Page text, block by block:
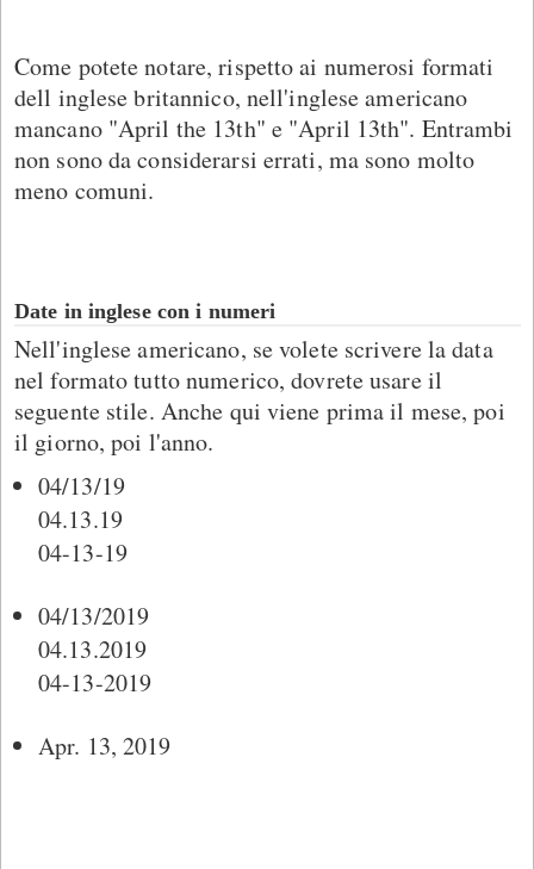
Come potete notare, rispetto ai numerosi formati
dell inglese britannico, nell'inglese americano
mancano "April the 13th" e "April 13th". Entrambi
non sono da considerarsi errati, ma sono molto
meno comuni.
Date in inglese con i numeri
Nell'inglese americano, se volete scrivere la data
nel formato tutto numerico, dovrete usare il
seguente stile. Anche qui viene prima il mese, poi
il giorno, poi l'anno.
04/13/19
04.13.19
04-13-19
04/13/2019
04.13.2019
04-13-2019
Apr. 13, 2019